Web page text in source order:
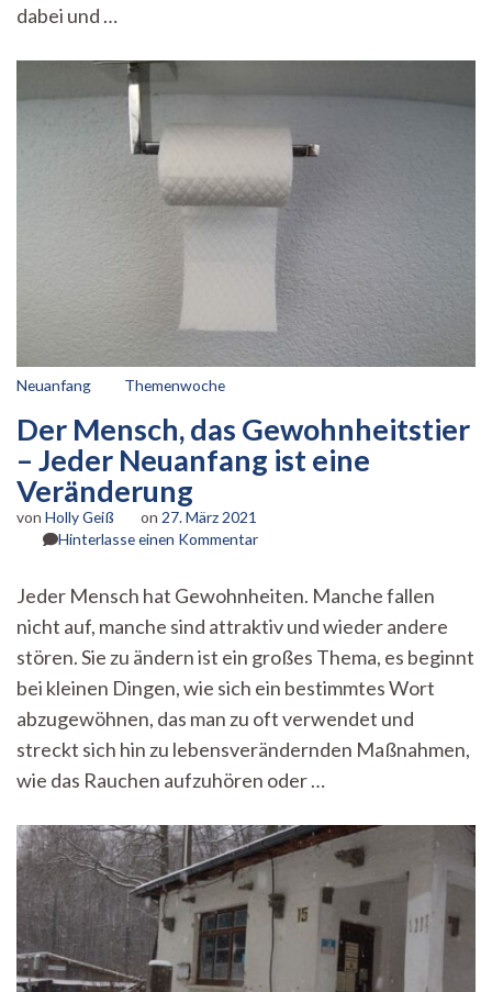
dabei und …
Neuanfang Themenwoche
Der Mensch, das Gewohnheitstier
– Jeder Neuanfang ist eine
Veränderung
von Holly Geiß on 27. März 2021
Hinterlasse einen Kommentarzu
das
Gewohnheitstier
Jeder
Neuanfang
ist
Veränderung
Jeder Mensch hat Gewohnheiten. Manche fallen
nicht auf, manche sind attraktiv und wieder andere
stören. Sie zu ändern ist ein großes Thema, es beginnt
bei kleinen Dingen, wie sich ein bestimmtes Wort
abzugewöhnen, das man zu oft verwendet und
streckt sich hin zu lebensverändernden Maßnahmen,
wie das Rauchen aufzuhören oder …